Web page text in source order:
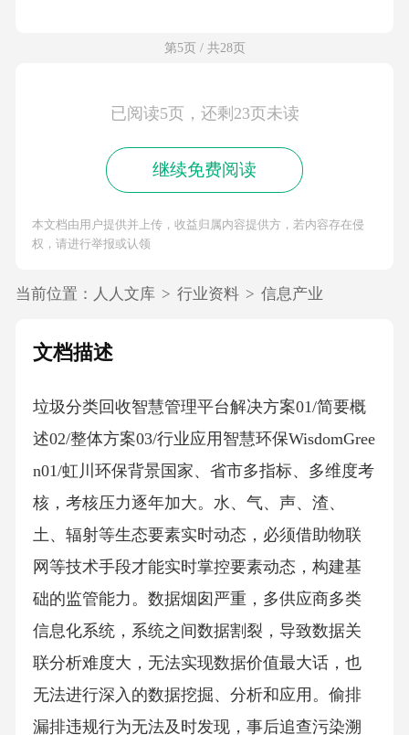
第5页 / 共28页
已阅读5页，还剩23页未读
继续免费阅读
本文档由用户提供并上传，收益归属内容提供方，若内容存在侵
权，请进行举报或认领
当前位置： 人人文库 > 行业资料 > 信息产业
文档描述
垃圾分类回收智慧管理平台解决方案01/简要概
述02/整体方案03/行业应用智慧环保WisdomGree
n01/虹川环保背景国家、省市多指标、多维度考
核，考核压力逐年加大。水、气、声、渣、
土、辐射等生态要素实时动态，必须借助物联
网等技术手段才能实时掌控要素动态，构建基
础的监管能力。数据烟囱严重，多供应商多类
信息化系统，系统之间数据割裂，导致数据关
联分析难度大，无法实现数据价值最大话，也
无法进行深入的数据挖掘、分析和应用。偷排
漏排违规行为无法及时发现，事后追查污染溯